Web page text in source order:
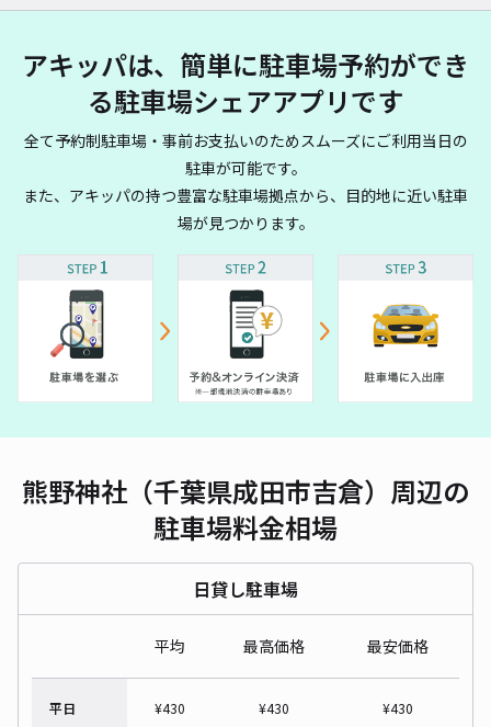
アキッパは、簡単に駐車場予約ができ
る駐車場シェアアプリです
全て予約制駐車場・事前お支払いのためスムーズにご利用当日の
駐車が可能です。
また、アキッパの持つ豊富な駐車場拠点から、目的地に近い駐車
場が見つかります。
熊野神社（千葉県成田市吉倉）周辺の
駐車場料金相場
日貸し駐車場
平均 最高価格 最安価格
平日 ¥430 ¥430 ¥430